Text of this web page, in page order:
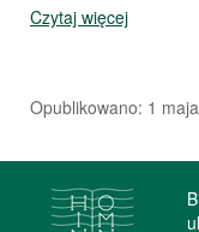
Czytaj więcej
Opublikowano: 1